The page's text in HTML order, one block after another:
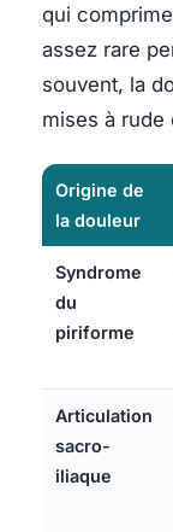
qui
assez rare
souvent, la
mises à rude
Origine de
la douleur
Syndrome
du
piriforme
Articulation
sacro-
iliaque